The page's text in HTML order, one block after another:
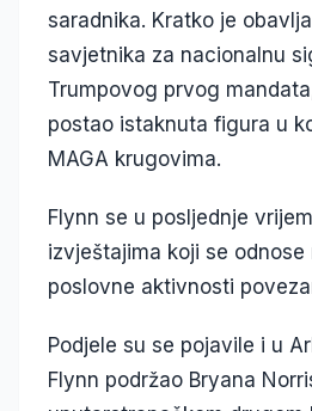
saradnika. Kratko je
savjetnika za nacionalnu
Trumpovog prvog
postao istaknuta figura u
MAGA krugovima.
Flynn se u posljednje
izvještajima koji se odnose
poslovne aktivnosti
Podjele su se pojavile i u
Flynn podržao Bryana